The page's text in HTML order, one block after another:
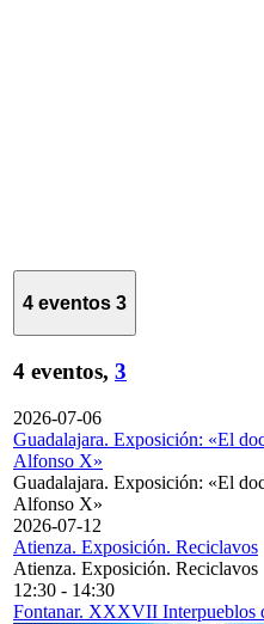
4 eventos 3
4 eventos, 3
2026-07-06
Guadalajara. Exposición: «El
Alfonso X»
Guadalajara. Exposición: «El
Alfonso X»
2026-07-12
Atienza. Exposición. Reciclavos
Atienza. Exposición. Reciclavos
12:30 - 14:30
Fontanar. XXXVII Interpueblos